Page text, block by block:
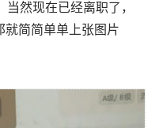
当然现在已经离职了，
就简简单单上张图片